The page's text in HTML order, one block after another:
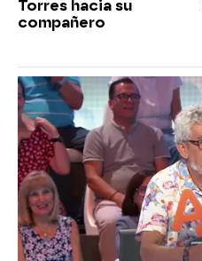
Torres hacia su
compañero